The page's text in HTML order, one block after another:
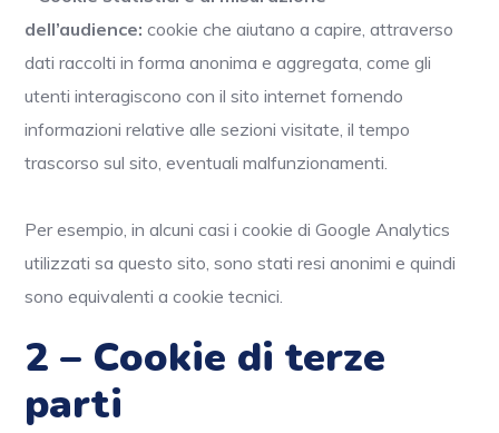
dell’audience: cookie che aiutano a capire, attraverso
dati raccolti in forma anonima e aggregata, come gli
utenti interagiscono con il sito internet fornendo
informazioni relative alle sezioni visitate, il tempo
trascorso sul sito, eventuali malfunzionamenti.
Per esempio, in alcuni casi i cookie di Google Analytics
utilizzati sa questo sito, sono stati resi anonimi e quindi
sono equivalenti a cookie tecnici.
2 – Cookie di terze
parti